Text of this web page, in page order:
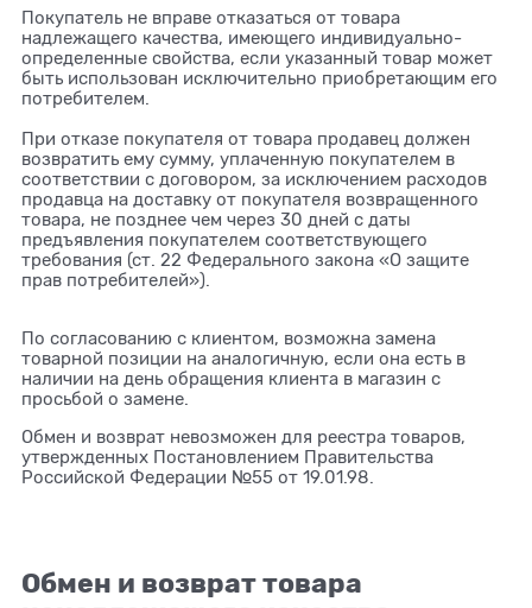
Покупатель не вправе отказаться от товара
надлежащего качества, имеющего индивидуально-
определенные свойства, если указанный товар может
быть использован исключительно приобретающим его
потребителем.
При отказе покупателя от товара продавец должен
возвратить ему сумму, уплаченную покупателем в
соответствии с договором, за исключением расходов
продавца на доставку от покупателя возвращенного
товара, не позднее чем через 30 дней с даты
предъявления покупателем соответствующего
требования (ст. 22 Федерального закона «О защите
прав потребителей»).
По согласованию с клиентом, возможна замена
товарной позиции на аналогичную, если она есть в
наличии на день обращения клиента в магазин с
просьбой о замене.
Обмен и возврат невозможен для реестра товаров,
утвержденных Постановлением Правительства
Российской Федерации №55 от 19.01.98.
Обмен и возврат товара